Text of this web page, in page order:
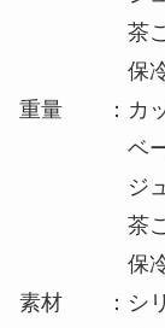
茶こし
保冷ステ
重量 ：カッ
ベース
ジュー
茶こし
保冷ステ
素材 ：シリ